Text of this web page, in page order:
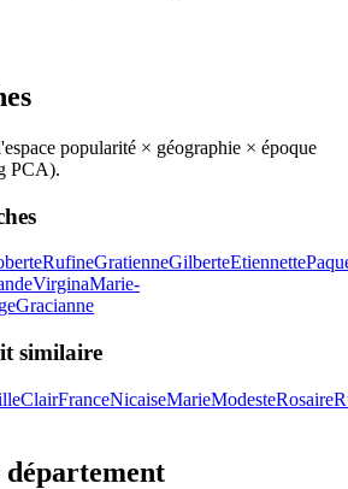
popularité × géographie × époque
PCA).
RufineGratienneGilberteEtiennette
VirginaMarie-
Gracianne
similaire
ClairFranceNicaiseMarieModesteRosaire